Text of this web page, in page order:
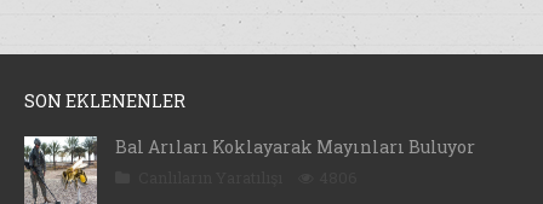
SON EKLENENLER
Bal Arıları Koklayarak Mayınları Buluyor